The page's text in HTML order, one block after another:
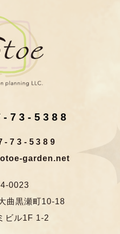
73-5388
73-5389
garden.net
0023
曲黒瀬町10-18
ビル1F 1-2